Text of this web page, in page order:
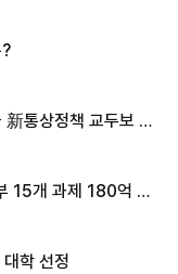
통상정책 교두보 활
15개 과제 180억 지
학 선정